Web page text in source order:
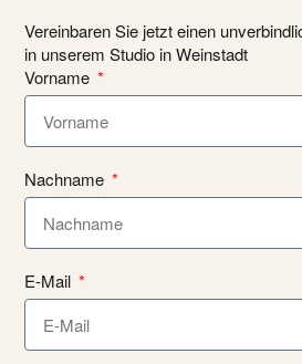
Vereinbaren Sie jetzt einen
in unserem Studio in Weinstadt
Vorname
Nachname
E-Mail